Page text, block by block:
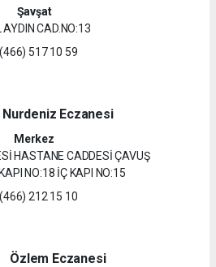
Şavşat
AYDIN CAD.NO:13
517 10 59
Nurdeniz Eczanesi
Merkez
HASTANE CADDESİ ÇAVUŞ
NO:18 İÇ KAPI NO:15
212 15 10
Özlem Eczanesi